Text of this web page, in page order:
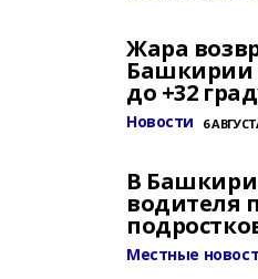
Жара
Башкирии
до +32
Новости 6
В
водителя
Местные